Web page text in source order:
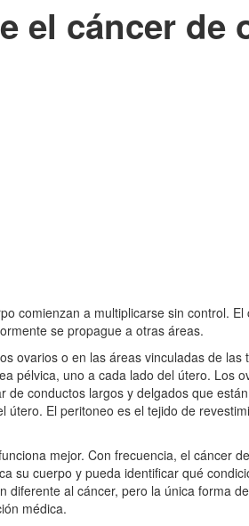
el cáncer de
comienzan a multiplicarse sin control.
se propague a otras áreas.
ovarios o en las áreas vinculadas de las
pélvica, uno a cada lado del útero. Los
conductos largos y delgados que
El peritoneo es el tejido de
mejor. Con frecuencia, el cáncer
su cuerpo y pueda identificar qué
diferente al cáncer, pero la única forma
médica.